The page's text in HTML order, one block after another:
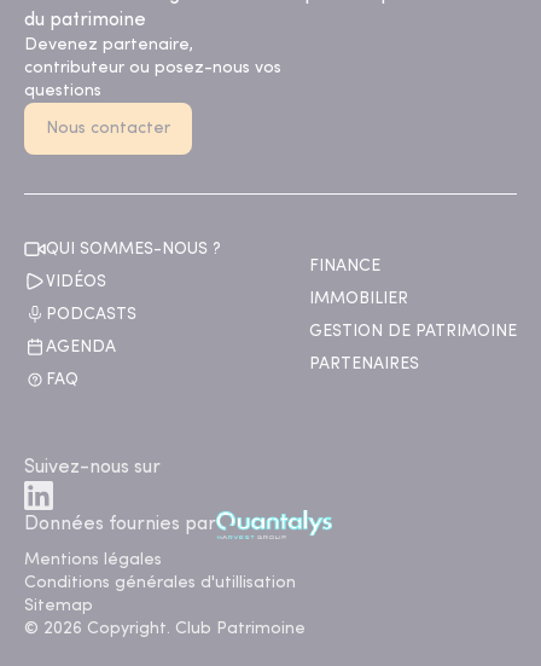
du patrimoine
Devenez partenaire,
contributeur ou posez-nous vos
questions
Nous contacter
QUI SOMMES-NOUS ?
VIDÉOS
PODCASTS
AGENDA
FAQ
FINANCE
IMMOBILIER
GESTION DE PATRIMOINE
PARTENAIRES
Suivez-nous sur
Données fournies par
Mentions légales
Conditions générales d'utillisation
Sitemap
© 2026 Copyright. Club Patrimoine